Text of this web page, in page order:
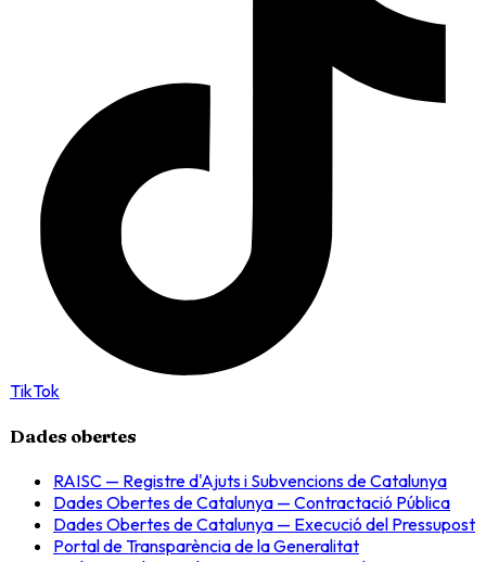
TikTok
Dades obertes
RAISC — Registre d'Ajuts i Subvencions de Catalunya
Dades Obertes de Catalunya — Contractació Pública
Dades Obertes de Catalunya — Execució del Pressupost
Portal de Transparència de la Generalitat